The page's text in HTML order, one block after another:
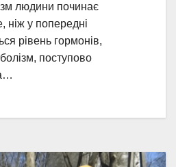
людини починає
у попередні
рівень гормонів,
поступово